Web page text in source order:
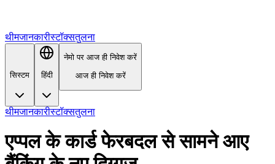
थीमजानकारीस्टॉक्सतुलना
सिस्टम हिंदी
नेमो पर आज ही निवेश करें
आज ही निवेश करें
थीमजानकारीस्टॉक्सतुलना
एप्पल के कार्ड फेरबदल से सामने आए